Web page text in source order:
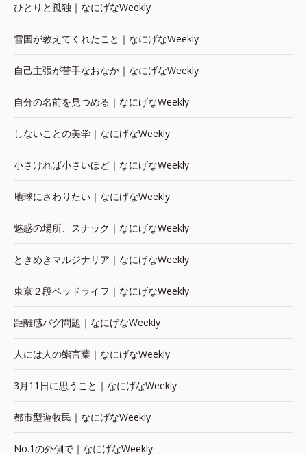
ひとりと孤独｜なにげなWeekly
雪国が教えてくれたこと｜なにげなWeekly
自己主張が苦手なおなか｜なにげなWeekly
自分の名前を見つめる｜なにげなWeekly
しないことの美学｜なにげなWeekly
小さければ小さいほど｜なにげなWeekly
地球にさわりたい｜なにげなWeekly
魅惑の場所、スナック｜なにげなWeekly
ときめきマルジナリア｜なにげなWeekly
東京２段ベッドライフ｜なにげなWeekly
距離感バグ問題｜なにげなWeekly
人には人の鮨言葉｜なにげなWeekly
3月11日に思うこと｜なにげなWeekly
都市型遊牧民｜なにげなWeekly
No.1の外側で｜なにげなWeekly